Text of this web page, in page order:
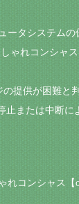
ータシステム
れコンシャ
の提供が困難と
止または中断
コンシャス【